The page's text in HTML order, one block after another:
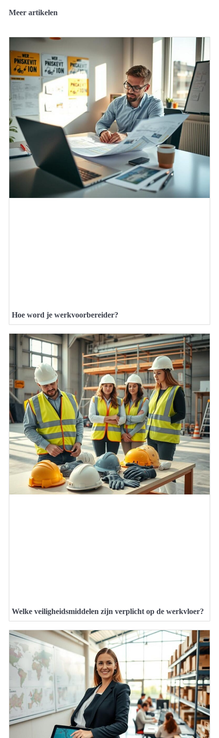
Meer artikelen
Hoe word je werkvoorbereider?
Welke veiligheidsmiddelen zijn verplicht op de werkvloer?